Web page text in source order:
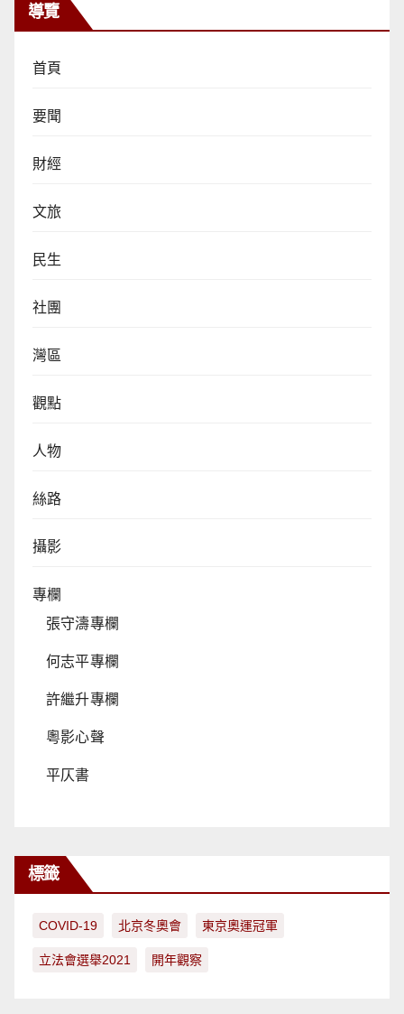
導覽
首頁
要聞
財經
文旅
民生
社團
灣區
觀點
人物
絲路
攝影
專欄
張守濤專欄
何志平專欄
許繼升專欄
粵影心聲
平仄書
標籤
COVID-19 北京冬奧會 東京奧運冠軍
立法會選舉2021 開年觀察